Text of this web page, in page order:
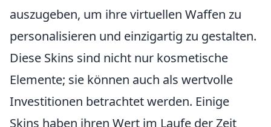
auszugeben, um ihre virtuellen Waffen zu
personalisieren und einzigartig zu gestalten.
Diese Skins sind nicht nur kosmetische
Elemente; sie können auch als wertvolle
Investitionen betrachtet werden. Einige
Skins haben ihren Wert im Laufe der Zeit